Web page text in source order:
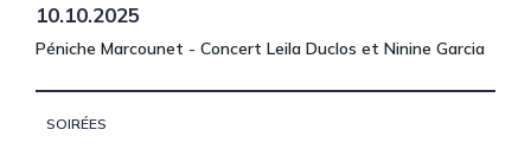
10.10.2025
Péniche Marcounet - Concert Leila Duclos et Ninine Garcia
SOIRÉES